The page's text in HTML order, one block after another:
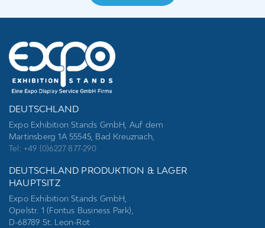
empty.
DEUTSCHLAND
Expo Exhibition Stands GmbH, Auf dem
Martinsberg 1A 55545, Bad Kreuznach,
Tel: +49 (0)6227 877-290
DEUTSCHLAND PRODUKTION & LAGER
HAUPTSITZ
Expo Exhibition Stands GmbH,
Opelstr. 1 (Fontus Business Park),
D-68789 St. Leon-Rot